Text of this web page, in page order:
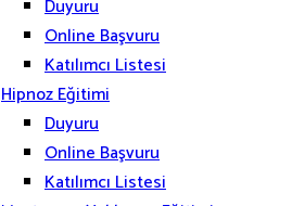
Duyuru
Online Başvuru
Katılımcı Listesi
Hipnoz Eğitimi
Duyuru
Online Başvuru
Katılımcı Listesi